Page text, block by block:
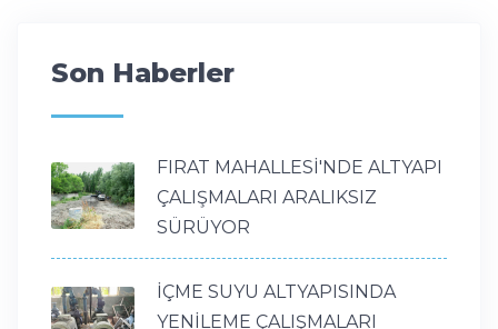
Son Haberler
FIRAT MAHALLESİ'NDE ALTYAPI
ÇALIŞMALARI ARALIKSIZ
SÜRÜYOR
İÇME SUYU ALTYAPISINDA
YENİLEME ÇALIŞMALARI